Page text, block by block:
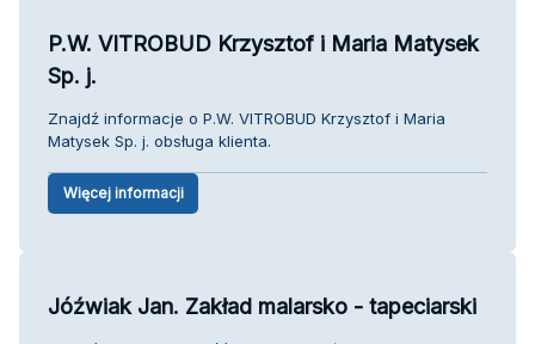
P.W. VITROBUD Krzysztof i Maria Matysek
Sp. j.
Znajdź informacje o P.W. VITROBUD Krzysztof i Maria
Matysek Sp. j. obsługa klienta.
Więcej informacji
Jóźwiak Jan. Zakład malarsko - tapeciarski